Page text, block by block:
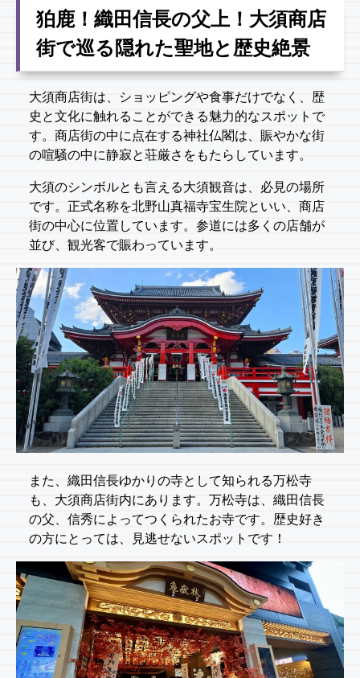
狛鹿！織田信長の父上！大須商店
街で巡る隠れた聖地と歴史絶景
大須商店街は、ショッピングや食事だけでなく、歴
史と文化に触れることができる魅力的なスポットで
す。商店街の中に点在する神社仏閣は、賑やかな街
の喧騒の中に静寂と荘厳さをもたらしています。
大須のシンボルとも言える大須観音は、必見の場所
です。正式名称を北野山真福寺宝生院といい、商店
街の中心に位置しています。参道には多くの店舗が
並び、観光客で賑わっています。
また、織田信長ゆかりの寺として知られる万松寺
も、大須商店街内にあります。万松寺は、織田信長
の父、信秀によってつくられたお寺です。歴史好き
の方にとっては、見逃せないスポットです！